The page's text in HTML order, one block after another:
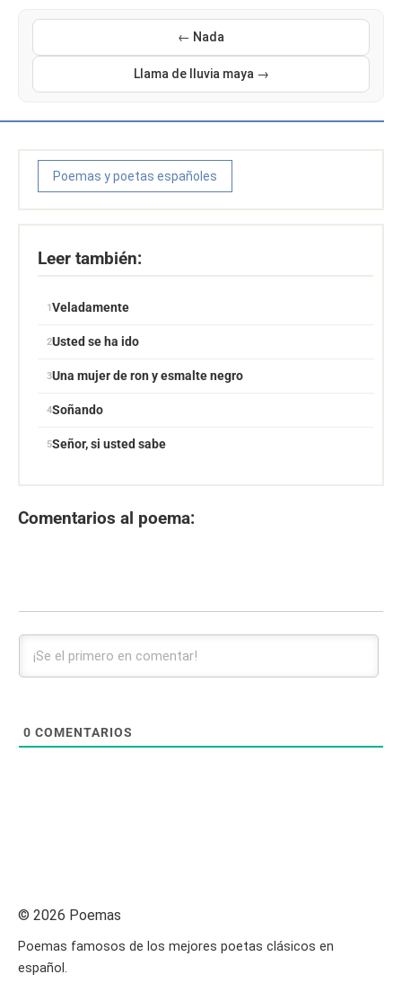
← Nada
Llama de lluvia maya →
Poemas y poetas españoles
Leer también:
Veladamente
Usted se ha ido
Una mujer de ron y esmalte negro
Soñando
Señor, si usted sabe
Comentarios al poema:
0 COMENTARIOS
© 2026 Poemas
Poemas famosos de los mejores poetas clásicos en
español.